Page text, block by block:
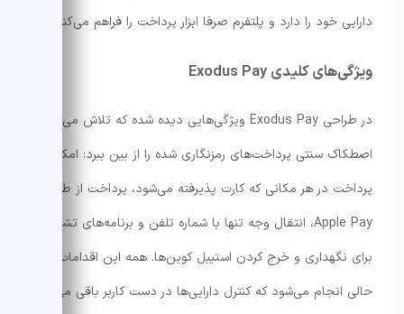
دارایی خود را دارد و پلتفرم صرفا ابزار پرداخت را فراهم می‌کند.
ویژگی‌های کلیدی Exodus Pay
در طراحی Exodus Pay ویژگی‌هایی دیده شده که تلاش می‌کند
اصطکاک سنتی پرداخت‌های رمزنگاری شده را از بین ببرد: امکان
پرداخت در هر مکانی که کارت پذیرفته می‌شود، پرداخت از طریق
Apple Pay، انتقال وجه تنها با شماره تلفن و برنامه‌های تشویقی
برای نگهداری و خرج کردن استیبل کوین‌ها. همه این اقدامات در
حالی انجام می‌شود که کنترل دارایی‌ها در دست کاربر باقی می‌ماند